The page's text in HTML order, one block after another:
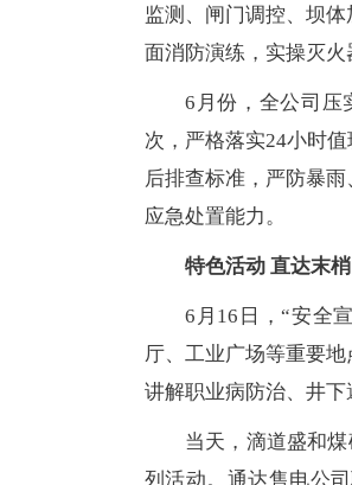
监测、闸门调控、坝
面消防演练，实操灭火
6月份，全公司压
次，严格落实24小时
后排查标准，严防暴
应急处置能力。
特色活动 直达末梢
6月16日，“安全
厅、工业广场等重要
讲解职业病防治、井下
当天，滴道盛和
列活动。通达售电公